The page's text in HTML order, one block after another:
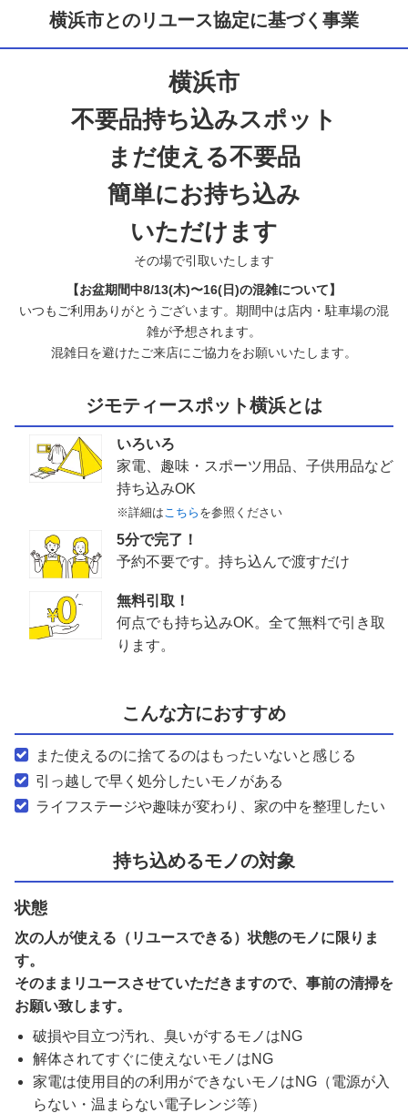
横浜市とのリユース協定に基づく事業
横浜市
不要品持ち込みスポット
まだ使える不要品
簡単にお持ち込み
いただけます
その場で引取いたします
【お盆期間中8/13(木)〜16(日)の混雑について】
いつもご利用ありがとうございます。期間中は店内・駐車場の混
雑が予想されます。
混雑日を避けたご来店にご協力をお願いいたします。
ジモティースポット横浜とは
いろいろ
家電、趣味・スポーツ用品、子供用品など
持ち込みOK
※詳細はこちら を参照ください
5分で完了！
予約不要です。持ち込んで渡すだけ
無料引取！
何点でも持ち込みOK。全て無料で引き取
ります。
こんな方におすすめ
また使えるのに捨てるのはもったいないと感じる
引っ越しで早く処分したいモノがある
ライフステージや趣味が変わり、家の中を整理したい
持ち込めるモノの対象
状態
次の人が使える（リユースできる）状態のモノに限りま
す。
そのままリユースさせていただきますので、事前の清掃を
お願い致します。
破損や目立つ汚れ、臭いがするモノはNG
解体されてすぐに使えないモノはNG
家電は使用目的の利用ができないモノはNG（電源が入
らない・温まらない電子レンジ等）